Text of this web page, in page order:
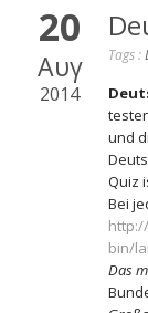
20
Αυγ
2014
Tags :
und
Quiz
Bei
bin/
Das